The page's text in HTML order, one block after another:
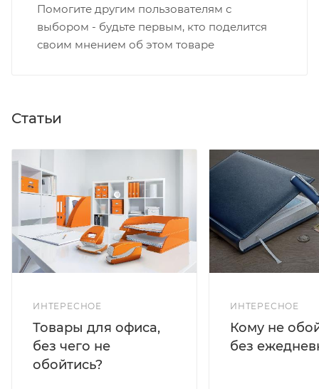
Помогите другим пользователям с
выбором - будьте первым, кто поделится
своим мнением об этом товаре
Статьи
ИНТЕРЕСНОЕ
Товары для офиса,
без чего не
обойтись?
ИНТЕРЕСНОЕ
Кому не
без